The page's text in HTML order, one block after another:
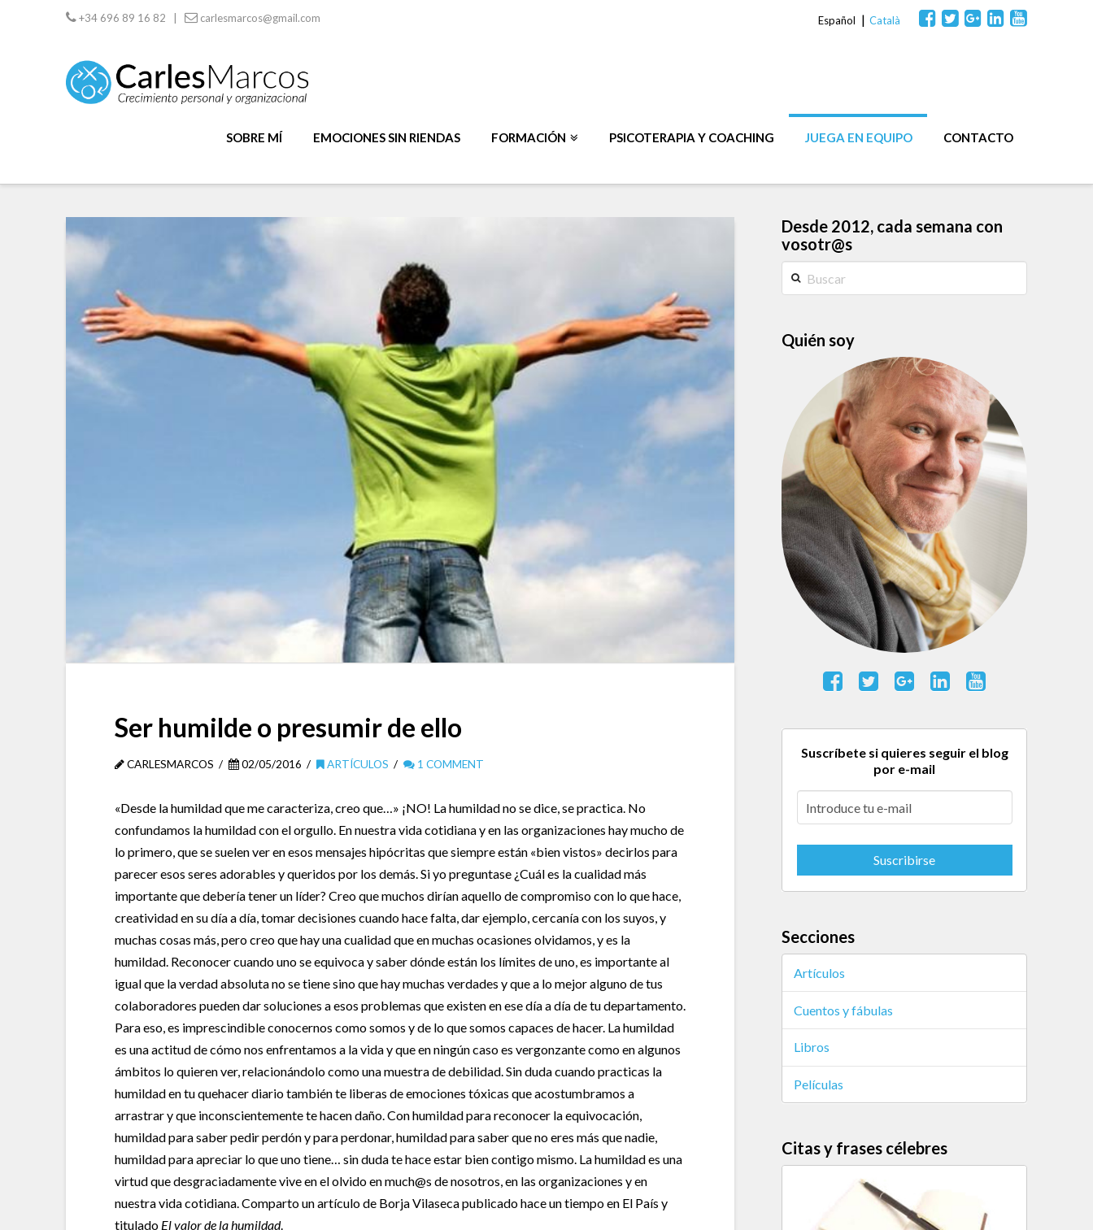
+34 696 89 16 82 | carlesmarcos@gmail.com Español Català
SOBRE MÍ EMOCIONES SIN RIENDAS FORMACIÓN PSICOTERAPIA Y COACHING JUEGA EN EQUIPO CONTACTO
Ser humilde o presumir de ello
CARLESMARCOS 02/05/2016 ARTÍCULOS 1 COMMENT
«Desde la humildad que me caracteriza, creo que…» ¡NO! La humildad no se dice, se practica. No
confundamos la humildad con el orgullo. En nuestra vida cotidiana y en las organizaciones hay mucho de
lo primero, que se suelen ver en esos mensajes hipócritas que siempre están «bien vistos» decirlos para
parecer esos seres adorables y queridos por los demás. Si yo preguntase ¿Cuál es la cualidad más
importante que debería tener un líder? Creo que muchos dirían aquello de compromiso con lo que hace,
creatividad en su día a día, tomar decisiones cuando hace falta, dar ejemplo, cercanía con los suyos, y
muchas cosas más, pero creo que hay una cualidad que en muchas ocasiones olvidamos, y es la
humildad. Reconocer cuando uno se equivoca y saber dónde están los límites de uno, es importante al
igual que la verdad absoluta no se tiene sino que hay muchas verdades y que a lo mejor alguno de tus
colaboradores pueden dar soluciones a esos problemas que existen en ese día a día de tu departamento.
Para eso, es imprescindible conocernos como somos y de lo que somos capaces de hacer. La humildad
es una actitud de cómo nos enfrentamos a la vida y que en ningún caso es vergonzante como en algunos
ámbitos lo quieren ver, relacionándolo como una muestra de debilidad. Sin duda cuando practicas la
humildad en tu quehacer diario también te liberas de emociones tóxicas que acostumbramos a
arrastrar y que inconscientemente te hacen daño. Con humildad para reconocer la equivocación,
humildad para saber pedir perdón y para perdonar, humildad para saber que no eres más que nadie,
humildad para apreciar lo que uno tiene… sin duda te hace estar bien contigo mismo. La humildad es una
virtud que desgraciadamente vive en el olvido en much@s de nosotros, en las organizaciones y en
nuestra vida cotidiana. Comparto un artículo de Borja Vilaseca publicado hace un tiempo en El País y
titulado El valor de la humildad.
Desde 2012, cada semana con
vosotr@s
Buscar
Quién soy
Suscríbete si quieres seguir el blog
por e-mail
Secciones
Artículos
Cuentos y fábulas
Libros
Películas
Citas y frases célebres